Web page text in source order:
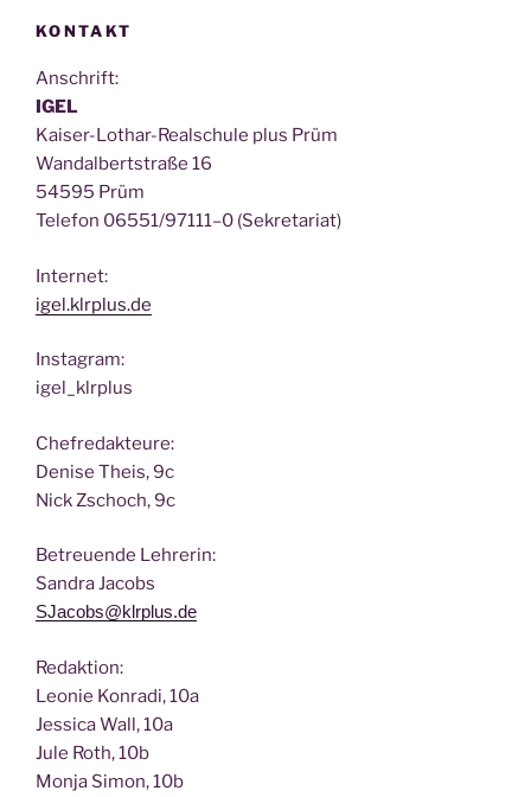
KONTAKT
Anschrift:
IGEL
Kai­ser-Lothar-Real­schu­le plus Prüm
Wan­dal­bert­stra­ße 16
54595 Prüm
Tele­fon 06551/97111–0 (Sekre­ta­ri­at)
Inter­net:
igel.klrplus.de
Insta­gram:
igel_klrplus
Chef­re­dak­teu­re:
Deni­se Theis, 9c
Nick Zscho­ch, 9c
Betreu­en­de Lehrerin:
San­dra Jacobs
SJacobs@klrplus.de
Redak­ti­on:
Leo­nie Kon­ra­di, 10a
Jes­si­ca Wall, 10a
Jule Roth, 10b
Mon­ja Simon, 10b